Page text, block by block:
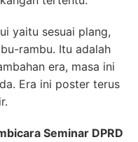
yaitu sesuai plang,
rambu. Itu adalah
era, masa ini
Era ini poster terus
Seminar DPRD